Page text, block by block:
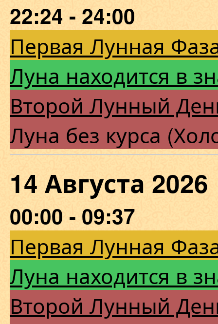
22:24 - 24:00
Первая Лунная
Луна находится в
Второй Лунный
Луна без курса
14 Августа
00:00 - 09:37
Первая Лунная
Луна находится в
Второй Лунный